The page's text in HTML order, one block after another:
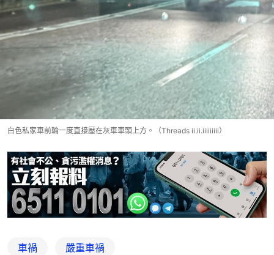
白色私家車前輪一度直接壓在灰車車頭上方。（Threads ii.ii.iiiiiiiii）
車禍 嚴重車禍